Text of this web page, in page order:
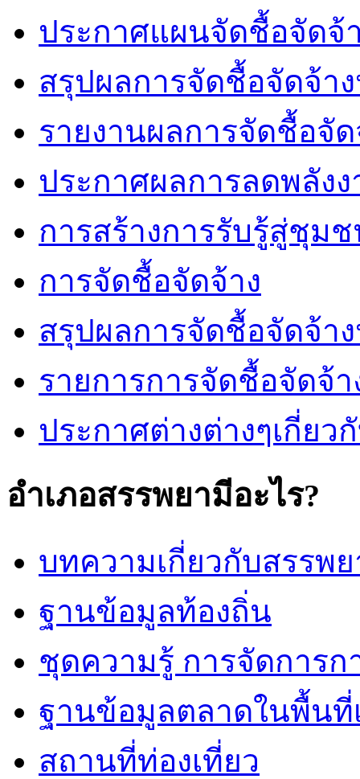
ประกาศแผนจัดชื้อจัดจ้
สรุปผลการจัดชื้อจัดจ้า
รายงานผลการจัดชื้อจั
ประกาศผลการลดพลัง
การสร้างการรับรู้สู่ชุม
การจัดชื้อจัดจ้าง
สรุปผลการจัดชื้อจัดจ้า
รายการการจัดชื้อจัดจ้า
ประกาศต่างต่างๆเกี่ยว
อำเภอสรรพยามีอะไร?
บทความเกี่ยวกับสรรพ
ฐานข้อมูลท้องถิ่น
ชุดความรู้ การจัดการก
ฐานข้อมูลตลาดในพื้นที่
สถานที่ท่องเที่ยว